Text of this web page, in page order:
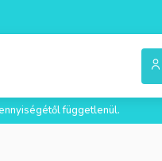
függetlenül.